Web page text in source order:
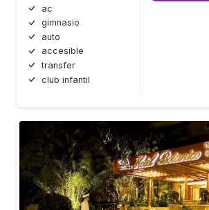
ac
gimnasio
auto
accesible
transfer
club infantil